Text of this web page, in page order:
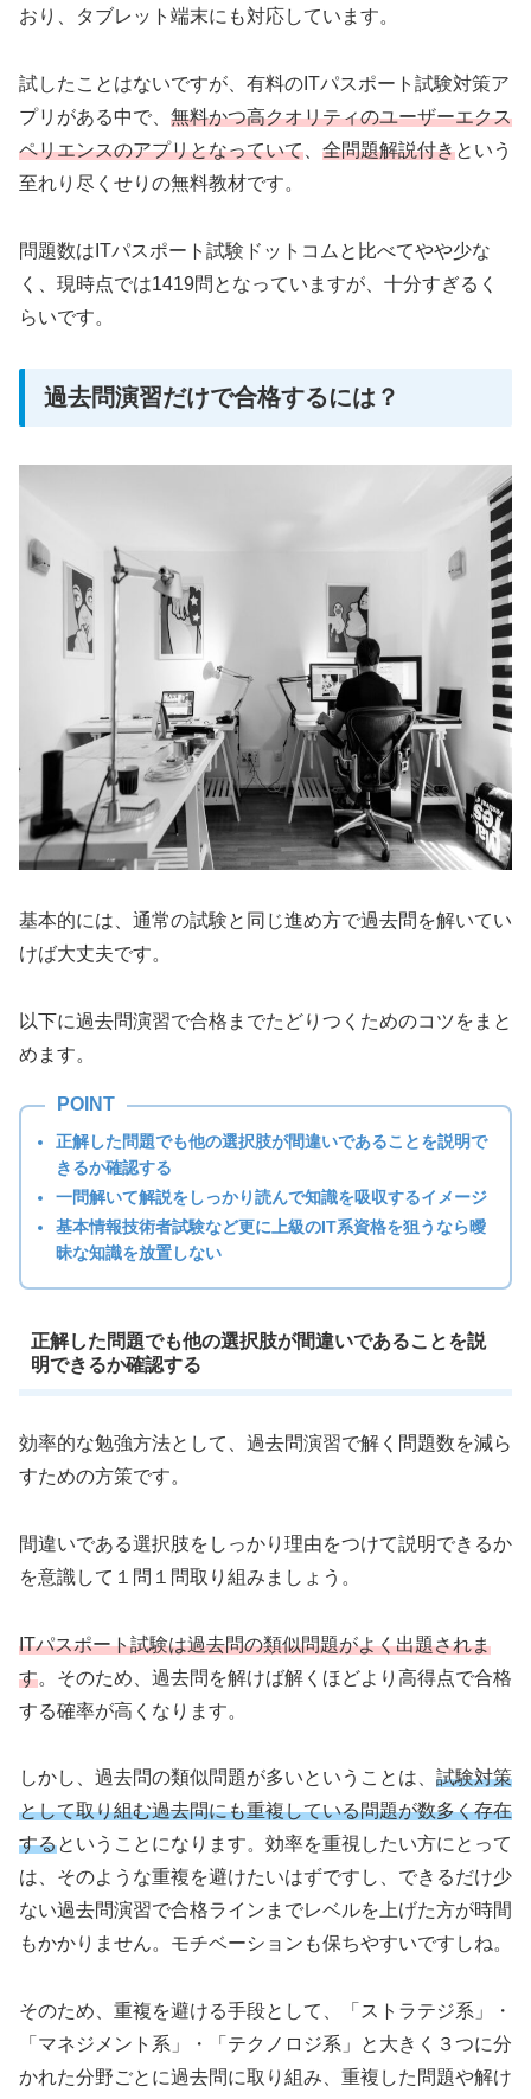
おり、タブレット端末にも対応しています。
試したことはないですが、有料のITパスポート試験対策ア
プリがある中で、 無料かつ高クオリティのユーザーエクス
ペリエンスのアプリとなっていて
全問題解説付きという
至れり尽くせりの無料教材です。
問題数はITパスポート試験ドットコムと比べてやや少な
く、現時点では1419問となっていますが、十分すぎるく
らいです。
過去問演習だけで合格するには？
基本的には、通常の試験と同じ進め方で過去問を解いてい
けば大丈夫です。
以下に過去問演習で合格までたどりつくためのコツをまと
めます。
正解した問題でも他の選択肢が間違いであることを説明で
きるか確認する
一問解いて解説をしっかり読んで知識を吸収するイメージ
基本情報技術者試験など更に上級のIT系資格を狙うなら曖
昧な知識を放置しない
正解した問題でも他の選択肢が間違いであることを説
明できるか確認する
効率的な勉強方法として、過去問演習で解く問題数を減ら
すための方策です。
間違いである選択肢をしっかり理由をつけて説明できるか
を意識して１問１問取り組みましょう。
ITパスポート試験は過去問の類似問題がよく出題されま
す。そのため、過去問を解けば解くほどより高得点で合格
する確率が高くなります。
しかし、過去問の類似問題が多いということは、 試験対策
として取り組む過去問にも重複している問題が数多く存在
するということになります。効率を重視したい方にとって
は、そのような重複を避けたいはずですし、できるだけ少
ない過去問演習で合格ラインまでレベルを上げた方が時間
もかかりません。モチベーションも保ちやすいですしね。
そのため、重複を避ける手段として、「ストラテジ系」・
「マネジメント系」・「テクノロジ系」と大きく３つに分
かれた分野ごとに過去問に取り組み、重複した問題や解け